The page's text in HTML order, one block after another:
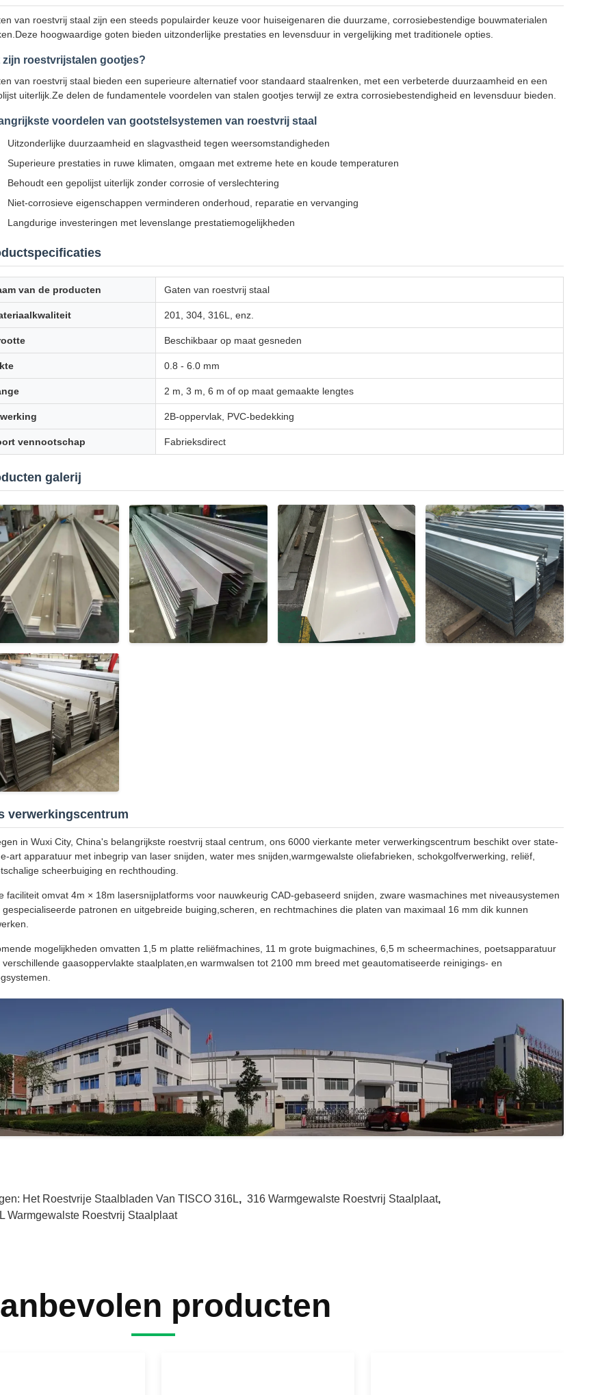
van roestvrij staal zijn een steeds populairder keuze voor huiseigenaren die duurzame, corrosiebestendige bouwmaterialen
hoogwaardige goten bieden uitzonderlijke prestaties en levensduur in vergelijking met traditionele opties.
zijn roestvrijstalen gootjes?
van roestvrij staal bieden een superieure alternatief voor standaard staalrenken, met een verbeterde duurzaamheid en een
uiterlijk.Ze delen de fundamentele voordelen van stalen gootjes terwijl ze extra corrosiebestendigheid en levensduur bieden.
voordelen van gootstelsystemen van roestvrij staal
Uitzonderlijke duurzaamheid en slagvastheid tegen weersomstandigheden
Superieure prestaties in ruwe klimaten, omgaan met extreme hete en koude temperaturen
Behoudt een gepolijst uiterlijk zonder corrosie of verslechtering
Niet-corrosieve eigenschappen verminderen onderhoud, reparatie en vervanging
Langdurige investeringen met levenslange prestatiemogelijkheden
van de producten Gaten van roestvrij staal
201, 304, 316L, enz.
Beschikbaar op maat gesneden
0.8 - 6.0 mm
2 m, 3 m, 6 m of op maat gemaakte lengtes
2B-oppervlak, PVC-bedekking
vennootschap Fabrieksdirect
galerij
verwerkingscentrum
in Wuxi City, China's belangrijkste roestvrij staal centrum, ons 6000 vierkante meter verwerkingscentrum beschikt over state-
art apparatuur met inbegrip van laser snijden, water mes snijden,warmgewalste oliefabrieken, schokgolfverwerking, reliëf,
scheerbuiging en rechthouding.
faciliteit omvat 4m × 18m lasersnijplatforms voor nauwkeurig CAD-gebaseerd snijden, zware wasmachines met niveausystemen
gespecialiseerde patronen en uitgebreide buiging,scheren, en rechtmachines die platen van maximaal 16 mm dik kunnen
mogelijkheden omvatten 1,5 m platte reliëfmachines, 11 m grote buigmachines, 6,5 m scheermachines, poetsapparatuur
verschillende gaasoppervlakte staalplaten,en warmwalsen tot 2100 mm breed met geautomatiseerde reinigings- en
Het Roestvrije Staalbladen Van TISCO 316L, 316 Warmgewalste Roestvrij Staalplaat,
Warmgewalste Roestvrij Staalplaat
producten